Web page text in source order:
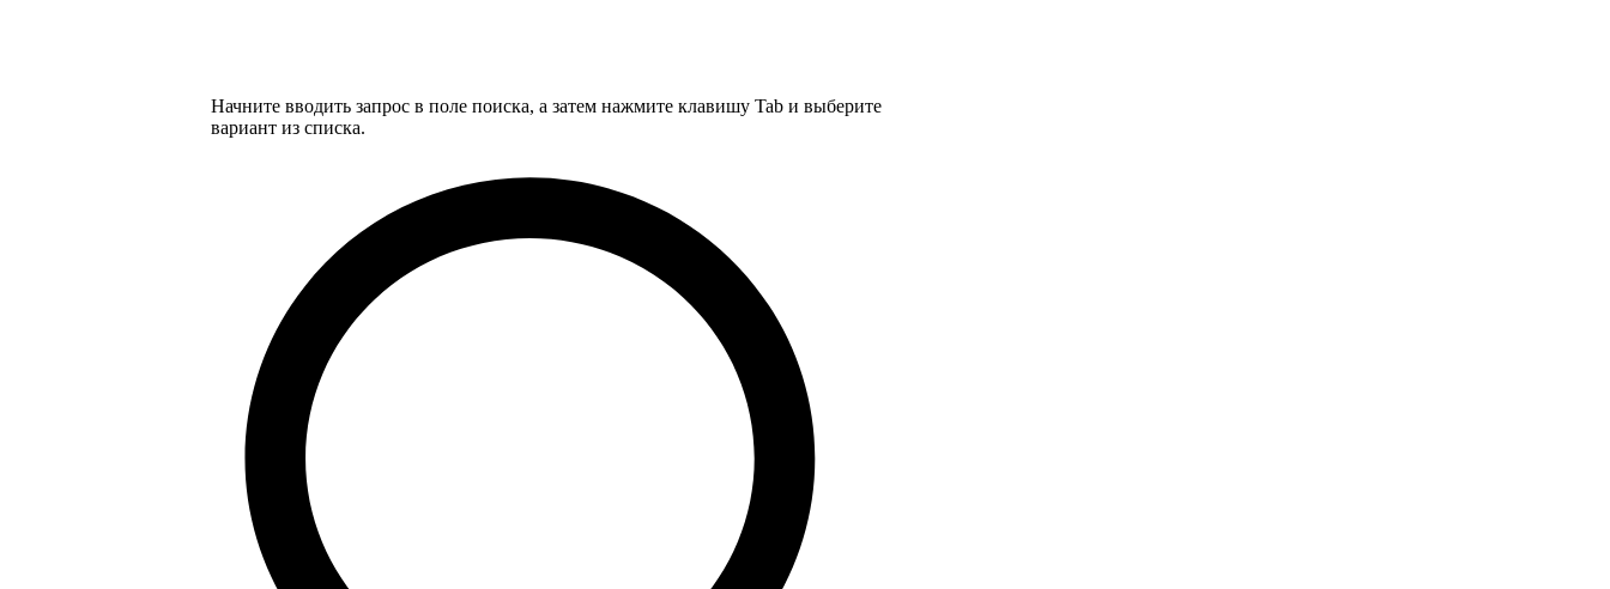
Начните вводить запрос в поле поиска, а затем нажмите клавишу Tab и выберите
вариант из списка.